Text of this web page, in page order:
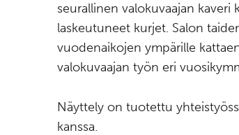
seurallinen valokuvaajan kaveri
laskeutuneet kurjet. Salon
vuodenaikojen ympärille
valokuvaajan työn eri
Näyttely on tuotettu
kanssa.